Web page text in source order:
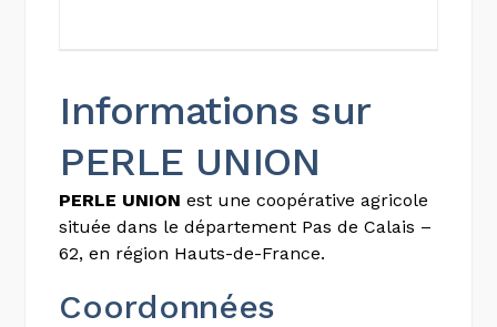
Informations sur
PERLE UNION
PERLE UNION est une coopérative agricole
située dans le département Pas de Calais –
62, en région Hauts-de-France.
Coordonnées